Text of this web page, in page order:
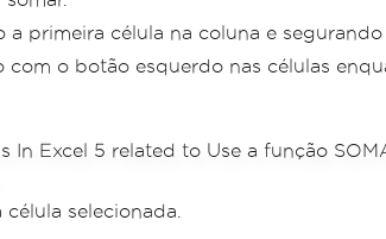
primeira célula na coluna e
o botão esquerdo nas células
selecionada.